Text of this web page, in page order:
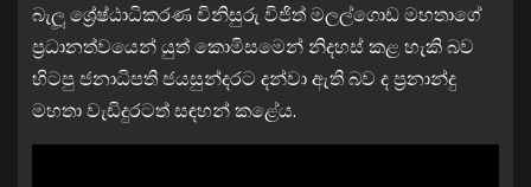
බැලූ ශ්‍රේෂ්ඨාධිකරණ විනිසුරු විජිත් මලල්ගොඩ මහතාගේ
ප්‍රධානත්වයෙන් යුත් කොමිසමෙන් නිදහස් කළ හැකි බව
හිටපු ජනාධිපති ජයසුන්දරට ​​දන්වා ඇති බව ද ප‍්‍රනාන්දු
මහතා වැඩිදුරටත් සඳහන් කළේය.